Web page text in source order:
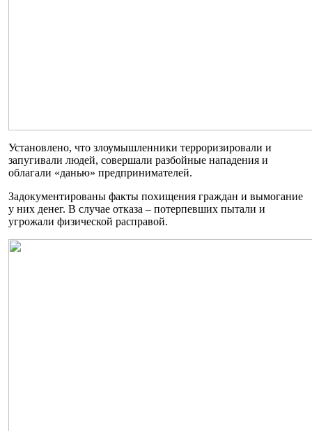
Установлено, что злоумышленники терроризировали и
запугивали людей, совершали разбойные нападения и
облагали «данью» предпринимателей.
Задокументированы факты похищения граждан и вымогание
у них денег. В случае отказа – потерпевших пытали и
угрожали физической расправой.